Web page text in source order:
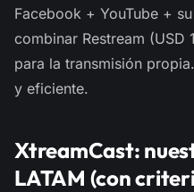
Facebook + YouTube +
combinar Restream (USD
para la transmisión
y eficiente.
XtreamCast:
LATAM (con